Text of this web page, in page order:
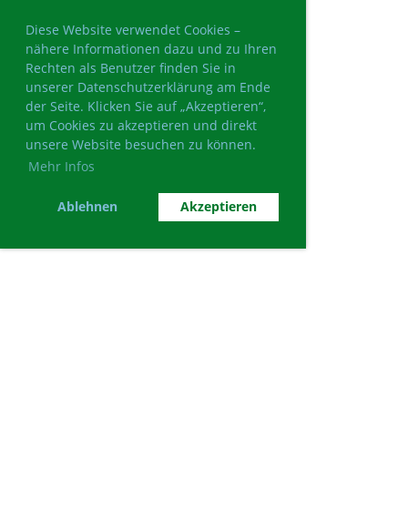
Diese Website verwendet Cookies –
nähere Informationen dazu und zu Ihren
Rechten als Benutzer finden Sie in
unserer Datenschutzerklärung am Ende
der Seite. Klicken Sie auf „Akzeptieren“,
um Cookies zu akzeptieren und direkt
unsere Website besuchen zu können.
Mehr Infos
Ablehnen Akzeptieren